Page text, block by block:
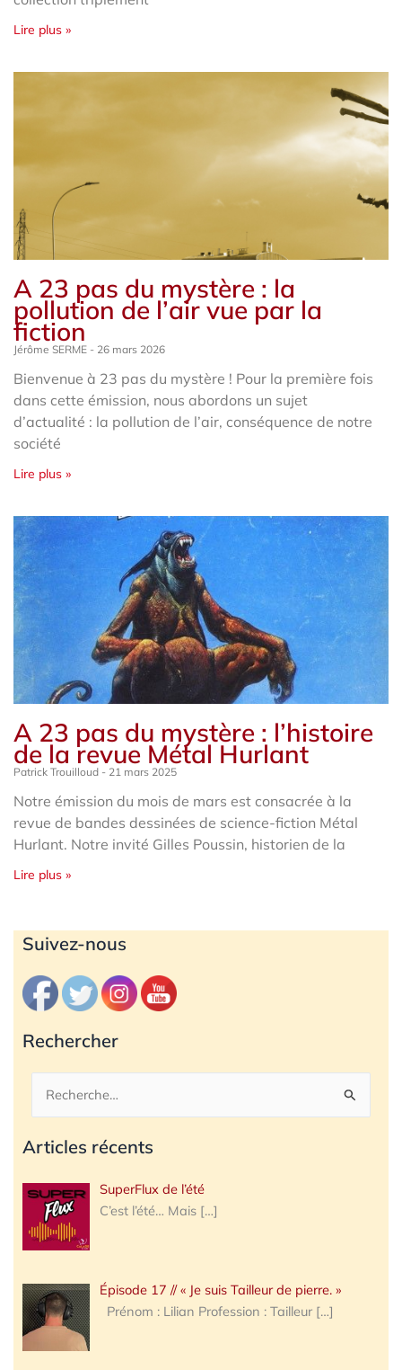
Lire plus »
A 23 pas du mystère : la
pollution de l’air vue par la
fiction
Jérôme SERME 26 mars 2026
Bienvenue à 23 pas du mystère ! Pour la première fois
dans cette émission, nous abordons un sujet
d’actualité : la pollution de l’air, conséquence de notre
société
Lire plus »
A 23 pas du mystère : l’histoire
de la revue Métal Hurlant
Patrick Trouilloud 21 mars 2025
Notre émission du mois de mars est consacrée à la
revue de bandes dessinées de science-fiction Métal
Hurlant. Notre invité Gilles Poussin, historien de la
Lire plus »
Suivez-nous
Rechercher
Rechercher :
Articles récents
SuperFlux de l’été
C’est l’été… Mais […]
Épisode 17 // « Je suis Tailleur de pierre. »
Prénom : Lilian Profession : Tailleur […]
Archives